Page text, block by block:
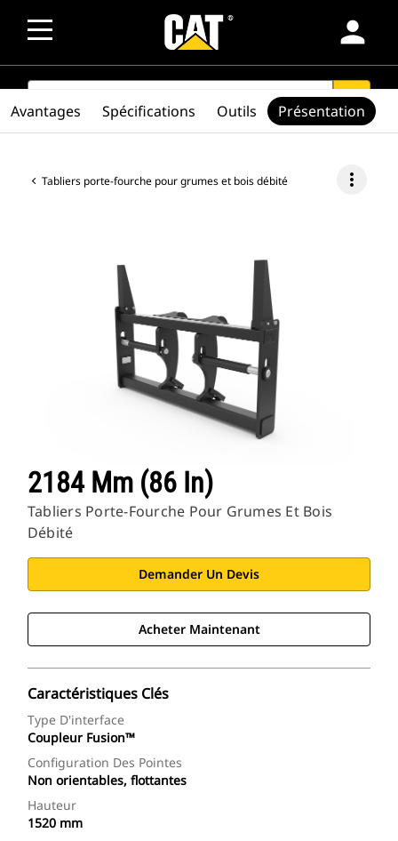
person
SEARCH search
Tabliers porte-fourche pour grumes et bois débité more_vert
2184 Mm (86 In)
Tabliers Porte-Fourche Pour Grumes Et Bois
Débité
Demander Un Devis
Acheter Maintenant
Caractéristiques Clés
Type D'interface
Coupleur Fusion™
Configuration Des Pointes
Non orientables, flottantes
Hauteur
1520 mm
Avantages Spécifications Outils Présentation